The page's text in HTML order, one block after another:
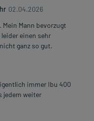
Appetitlosigkeit,
Schwindel,
Atemstörungen
auf eine Überdosierung
vorgeschriebenen
doppelten Menge) fort.
02.04.2026
Mann bevorzugt
einen sehr
ganz so gut.
immer Ibu 400
jedem weiter